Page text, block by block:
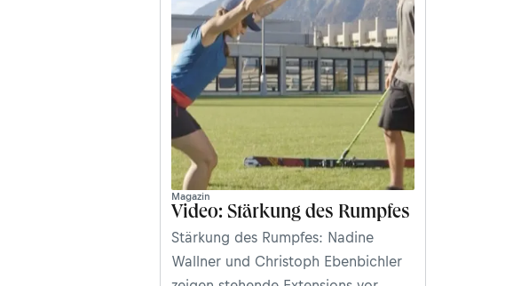
Magazin
Video: Stärkung des Rumpfes
Stärkung des Rumpfes: Nadine
Wallner und Christoph Ebenbichler